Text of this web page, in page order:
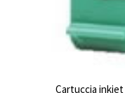
Cartuccia inkjet